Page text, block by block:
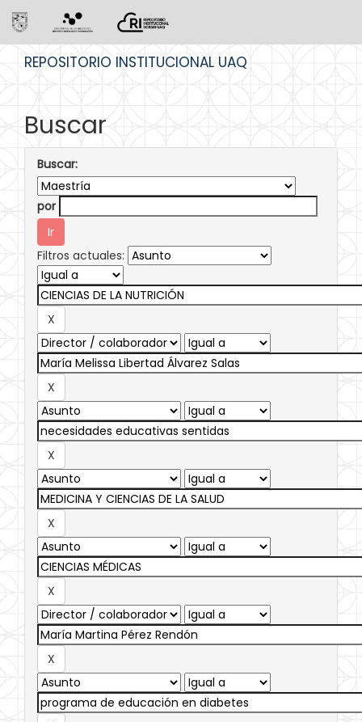
REPOSITORIO INSTITUCIONAL UAQ
Buscar
Buscar:
por
Filtros actuales: